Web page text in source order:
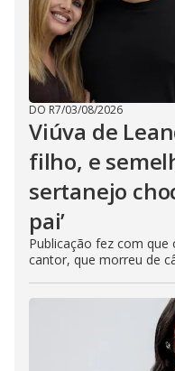
DO R7/03/08/2026
Viúva de
filho, e
sertanejo
pai’
Publicação fez com
cantor, que morreu de